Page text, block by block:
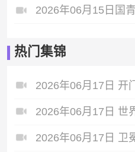
热门集锦